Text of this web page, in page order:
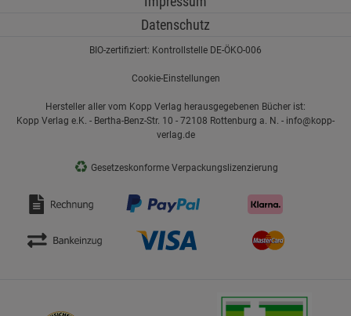
Datenschutz
BIO-zertifiziert: Kontrollstelle DE-ÖKO-006
Cookie-Einstellungen
Hersteller aller vom Kopp Verlag herausgegebenen Bücher ist:
Kopp Verlag e.K. - Bertha-Benz-Str. 10 - 72108 Rottenburg a. N. - info@kopp-
verlag.de
♻ Gesetzeskonforme Verpackungslizenzierung
Marketing Cookies (3)
Datenschutzerklärung Impressum